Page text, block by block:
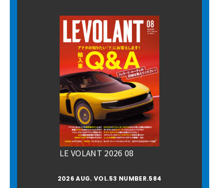
LE VOLANT 2026 08
2026 AUG. VOL.53 NUMBER.584